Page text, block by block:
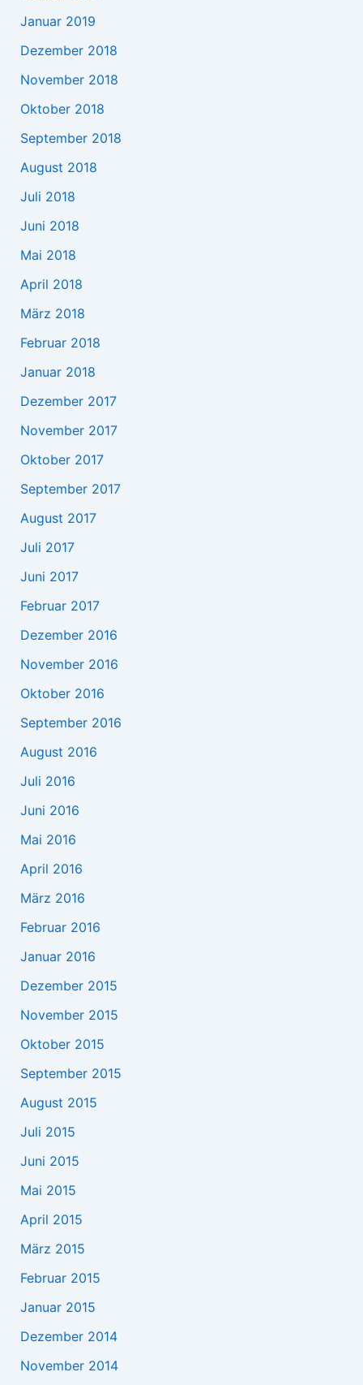
Januar 2019
Dezember 2018
November 2018
Oktober 2018
September 2018
August 2018
Juli 2018
Juni 2018
Mai 2018
April 2018
März 2018
Februar 2018
Januar 2018
Dezember 2017
November 2017
Oktober 2017
September 2017
August 2017
Juli 2017
Juni 2017
Februar 2017
Dezember 2016
November 2016
Oktober 2016
September 2016
August 2016
Juli 2016
Juni 2016
Mai 2016
April 2016
März 2016
Februar 2016
Januar 2016
Dezember 2015
November 2015
Oktober 2015
September 2015
August 2015
Juli 2015
Juni 2015
Mai 2015
April 2015
März 2015
Februar 2015
Januar 2015
Dezember 2014
November 2014